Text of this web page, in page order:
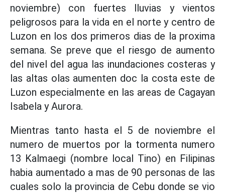
noviembre) con fuertes lluvias y vientos
peligrosos para la vida en el norte y centro de
Luzon en los dos primeros dias de la proxima
semana. Se preve que el riesgo de aumento
del nivel del agua las inundaciones costeras y
las altas olas aumenten doc la costa este de
Luzon especialmente en las areas de Cagayan
Isabela y Aurora.
Mientras tanto hasta el 5 de noviembre el
numero de muertos por la tormenta numero
13 Kalmaegi (nombre local Tino) en Filipinas
habia aumentado a mas de 90 personas de las
cuales solo la provincia de Cebu donde se vio